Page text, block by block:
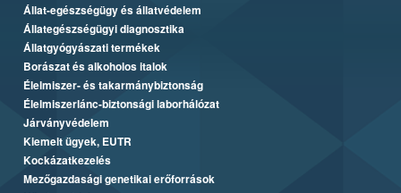
Állat-egészségügy és állatvédelem
Állategészségügyi diagnosztika
Állatgyógyászati termékek
Borászat és alkoholos italok
Élelmiszer- és takarmánybiztonság
Élelmiszerlánc-biztonsági laborhálózat
Járványvédelem
Kiemelt ügyek, EUTR
Kockázatkezelés
Mezőgazdasági genetikai erőforrások